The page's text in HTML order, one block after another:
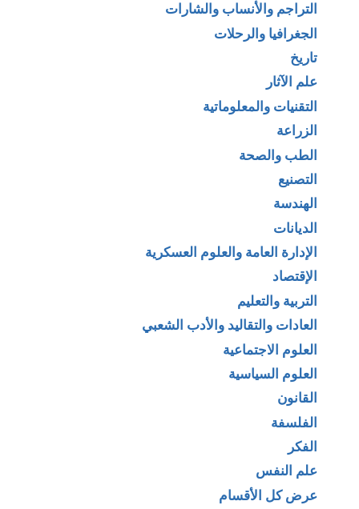
التراجم والأنساب والشارات
الجغرافيا والرحلات
تاريخ
علم الآثار
التقنيات والمعلوماتية
الزراعة
الطب والصحة
التصنيع
الهندسة
الديانات
الإدارة العامة والعلوم العسكرية
الإقتصاد
التربية والتعليم
العادات والتقاليد والأدب الشعبي
العلوم الاجتماعية
العلوم السياسية
القانون
الفلسفة
الفكر
علم النفس
عرض كل الأقسام